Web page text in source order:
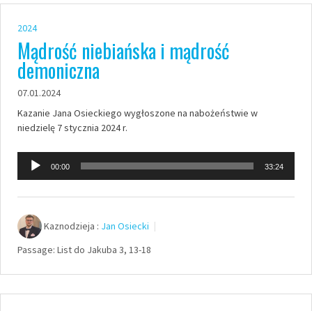
2024
Mądrość niebiańska i mądrość
demoniczna
07.01.2024
Kazanie Jana Osieckiego wygłoszone na nabożeństwie w
niedzielę 7 stycznia 2024 r.
Odtwarzacz
plików
dźwiękowych
00:00 33:24
Kaznodzieja : Jan Osiecki
Passage: List do Jakuba 3, 13-18